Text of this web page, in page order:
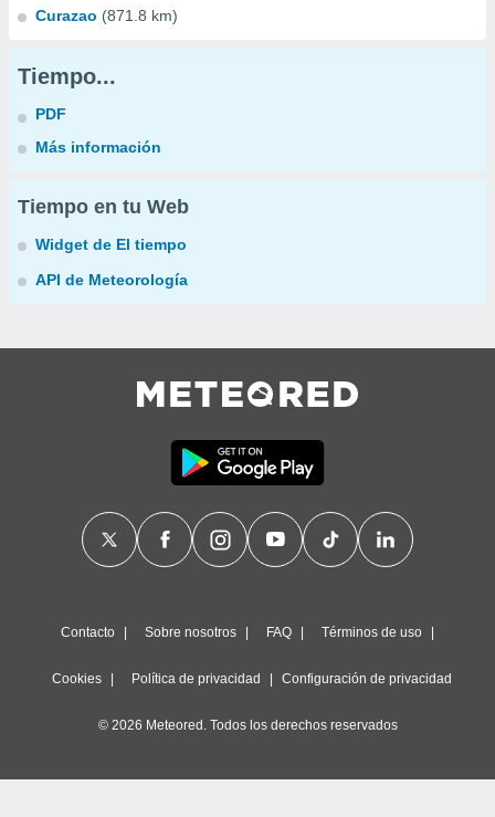
Curazao (871.8 km)
Tiempo...
PDF
Más información
Tiempo en tu Web
Widget de El tiempo
API de Meteorología
Contacto Sobre nosotros FAQ Términos de uso
Cookies Política de privacidad Configuración de privacidad
© 2026 Meteored. Todos los derechos reservados